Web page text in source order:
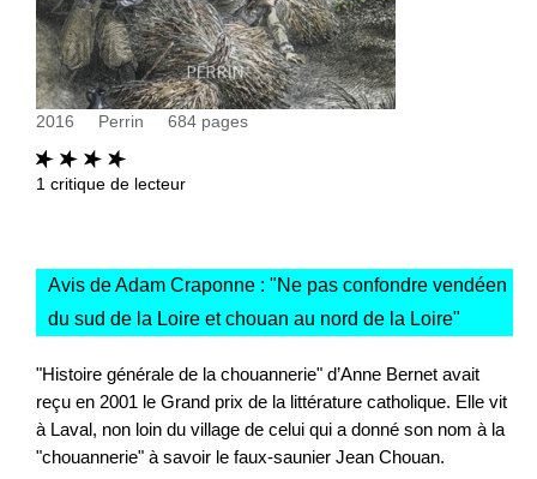
2016 Perrin 684 pages
1 critique de lecteur
Avis de Adam Craponne : "Ne pas confondre vendéen
du sud de la Loire et chouan au nord de la Loire"
"Histoire générale de la chouannerie" d’Anne Bernet avait
reçu en 2001 le Grand prix de la littérature catholique. Elle vit
à Laval, non loin du village de celui qui a donné son nom à la
"chouannerie" à savoir le faux-saunier Jean Chouan.